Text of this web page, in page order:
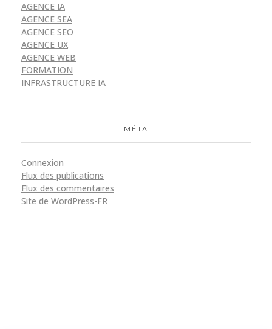
AGENCE IA
AGENCE SEA
AGENCE SEO
AGENCE UX
AGENCE WEB
FORMATION
INFRASTRUCTURE IA
MÉTA
Connexion
Flux des publications
Flux des commentaires
Site de WordPress-FR